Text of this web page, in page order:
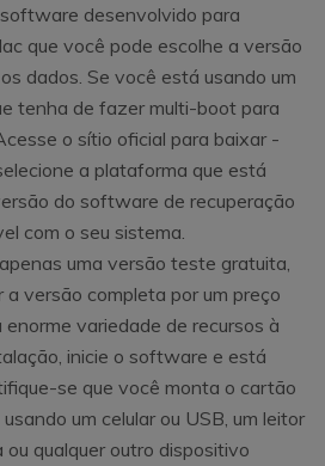
desenvolvido para
que você pode escolhe a versão
dados. Se você está usando um
tenha de fazer multi-boot para
o sítio oficial para baixar -
a plataforma que está
do software de recuperação
com o seu sistema.
uma versão teste gratuita,
a versão completa por um preço
variedade de recursos à
inicie o software e está
se que você monta o cartão
um celular ou USB, um leitor
qualquer outro dispositivo